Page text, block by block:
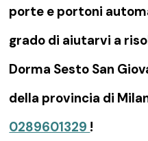
porte e portoni
grado di aiutarvi a
Dorma Sesto San
della provincia di
0289601329 !